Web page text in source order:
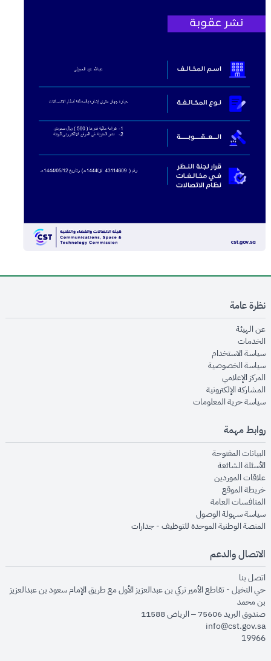
نظرة عامة
عن الهيئةopens in new window
الخدماتopens in new window
سياسة الاستخدام
سياسة الخصوصيةopens in new window
المركز الإعلاميopens in new window
المشاركة الإلكترونيةopens in new window
سياسة حرية المعلوماتopens in new window
روابط مهمة
البيانات المفتوحةopens in new window
الأسئلة الشائعةopens in new window
علاقات الموردينopens in new window
خريطة الموقعopens in new window
المنافسات العامةopens in new window
سياسة سهولة الوصولopens in new window
المنصة الوطنية الموحدة للتوظيف - جداراتopens in new window
الاتصال والدعم
اتصل بنا
حي النخيل - تقاطع الأمير تركي بن عبدالعزيز الأول مع طريق الإمام سعود بن عبدالعزيز
بن محمد
صندوق البريد 75606 – الرياض 11588
info@cst.gov.sa
19966